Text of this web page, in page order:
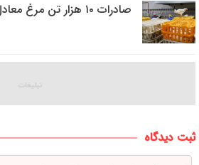
صادرات ۱۰ هزار تن مرغ معادل ۱.۵ روز تولید کشور است
ثبت دیدگاه